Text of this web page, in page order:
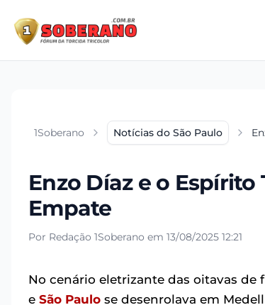
1Soberano Notícias do São Paulo
Enzo Díaz e o
Empate
Por Redação 1Soberano em 13/08/2025 12:21
No cenário eletrizante das oitavas
e São Paulo se desenrolava em